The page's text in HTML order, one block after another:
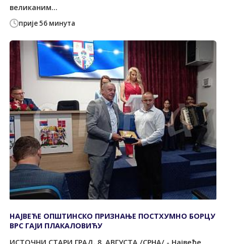
прије 56 минута
великаним...
НАЈВЕЋЕ ОПШТИНСКО ПРИЗНАЊЕ ПОСТХУМНО БОРЦУ
ВРС ГАЈИ ПЛАКАЛОВИЋУ